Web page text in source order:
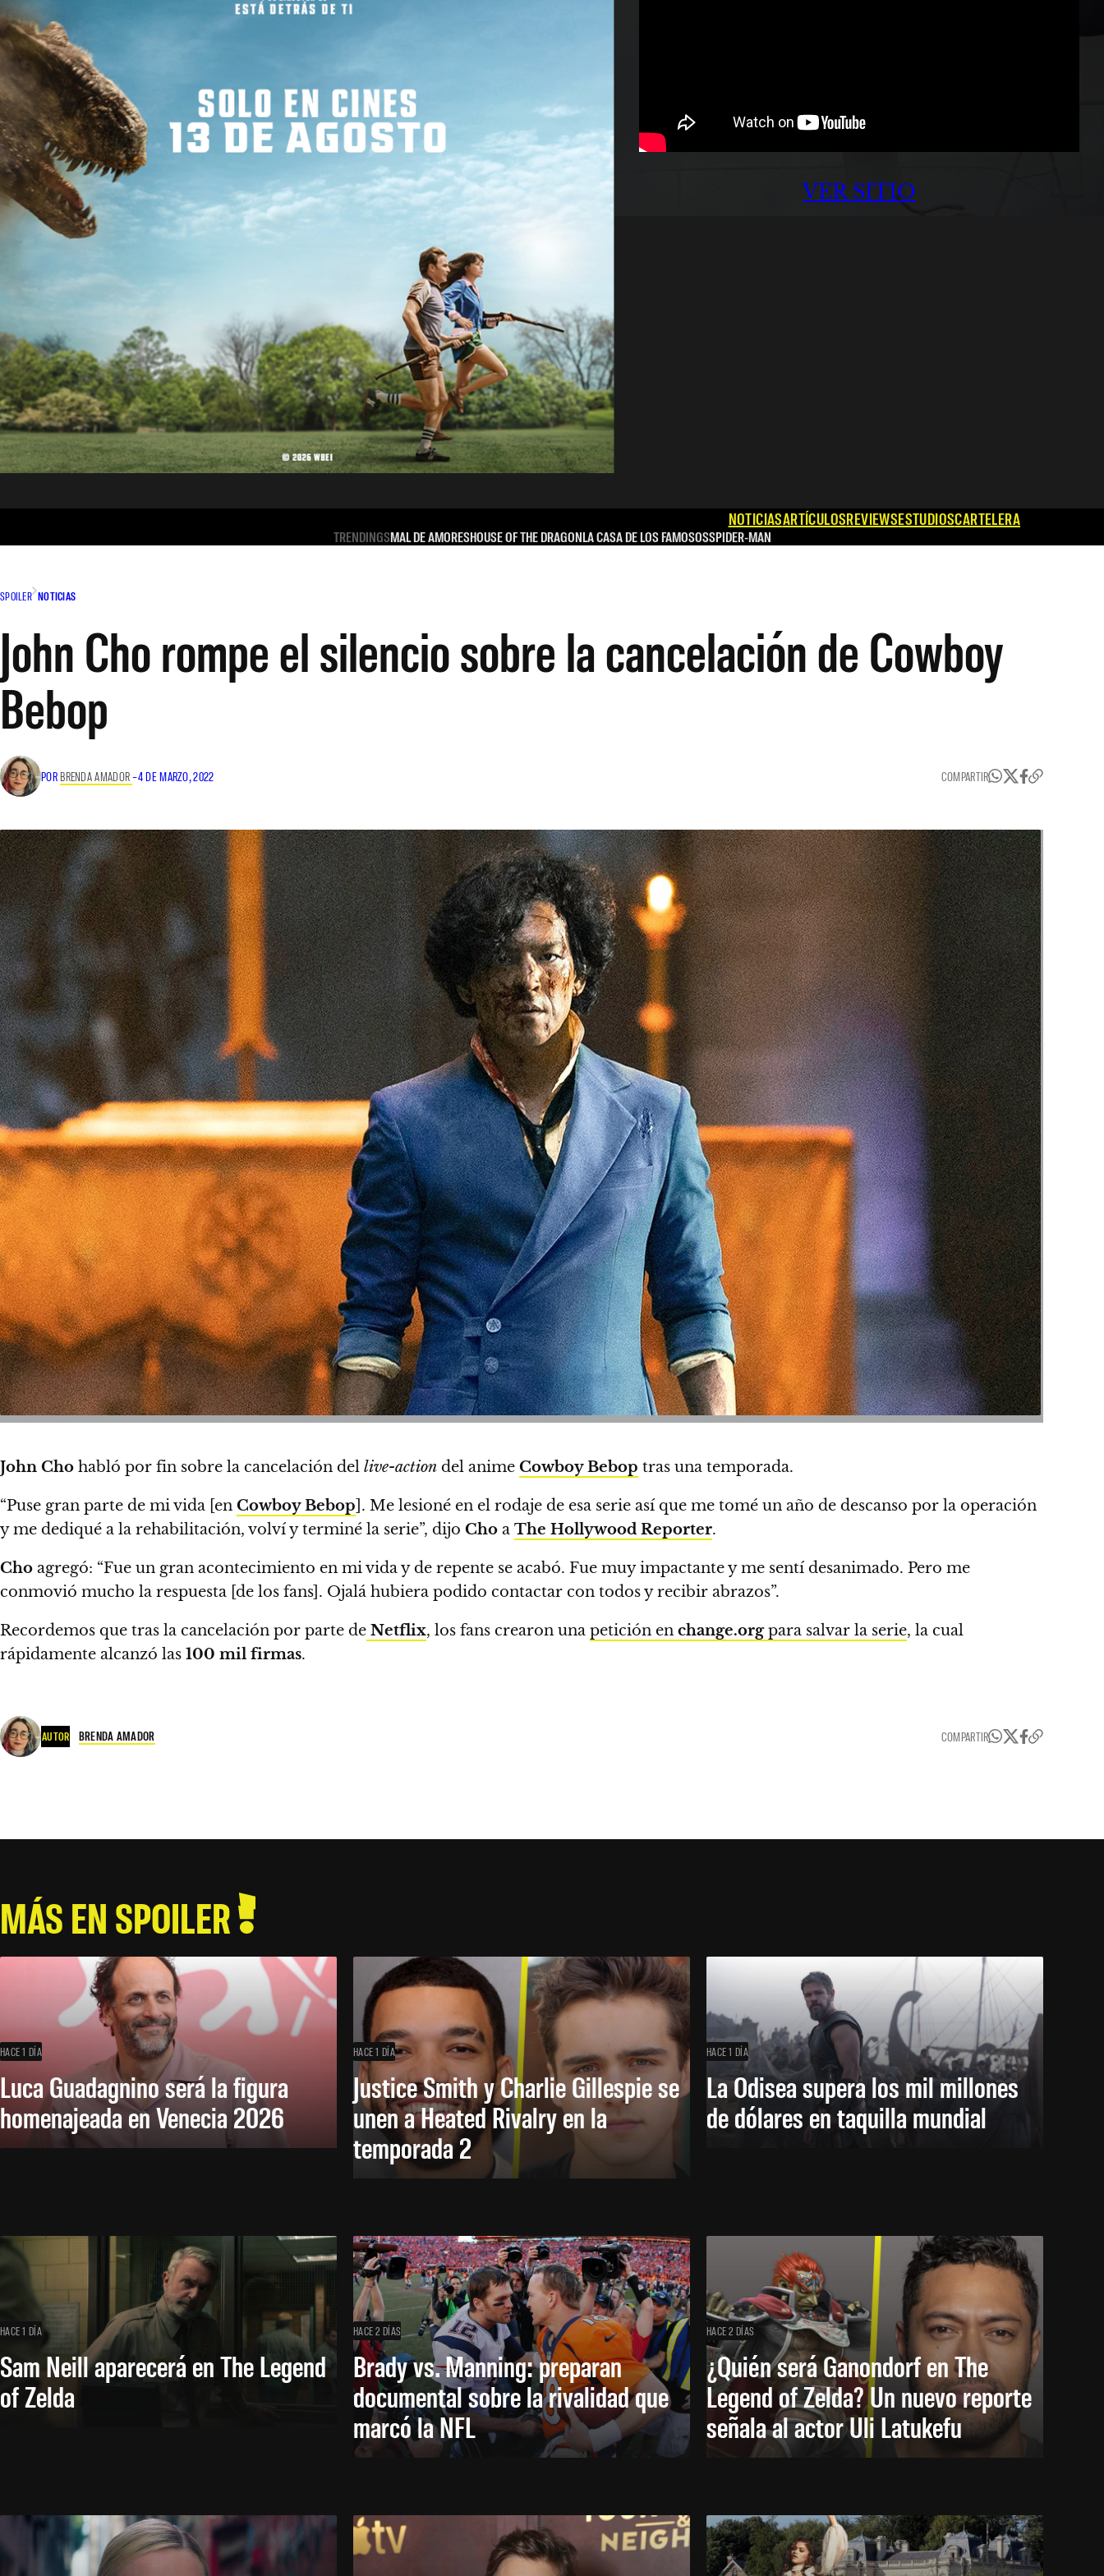
VER SITIO
NOTICIASARTÍCULOSREVIEWSESTUDIOSCARTELERA
TRENDINGSMAL DE AMORESHOUSE OF THE DRAGONLA CASA DE LOS FAMOSOSSPIDER-MAN
SPOILER NOTICIAS
John Cho rompe el silencio sobre la cancelación de Cowboy
Bebop
POR BRENDA AMADOR–4 DE MARZO, 2022 COMPARTIR
John Cho habló por fin sobre la cancelación del live-action del anime Cowboy Bebop tras una temporada.
“Puse gran parte de mi vida [en Cowboy Bebop ]. Me lesioné en el rodaje de esa serie así que me tomé un año de descanso por la operación
y me dediqué a la rehabilitación, volví y terminé la serie”, dijo Cho a The Hollywood Reporter.
Cho agregó: “Fue un gran acontecimiento en mi vida y de repente se acabó. Fue muy impactante y me sentí desanimado. Pero me
conmovió mucho la respuesta [de los fans]. Ojalá hubiera podido contactar con todos y recibir abrazos”.
Recordemos que tras la cancelación por parte de Netflix, los fans crearon una petición en change.orgpara salvar la serie, la cual
rápidamente alcanzó las 100 mil firmas.
AUTOR BRENDA AMADOR COMPARTIR
MÁS EN SPOILER
HACE 1 DÍA
Luca Guadagnino será la figura
homenajeada en Venecia 2026
HACE 1 DÍA
Justice Smith y Charlie Gillespie se
unen a Heated Rivalry en la
temporada 2
HACE 1 DÍA
La Odisea supera los mil millones
de dólares en taquilla mundial
HACE 1 DÍA
Sam Neill aparecerá en The Legend
of Zelda
HACE 2 DÍAS
Brady vs. Manning: preparan
documental sobre la rivalidad que
marcó la NFL
HACE 2 DÍAS
¿Quién será Ganondorf en The
Legend of Zelda? Un nuevo reporte
señala al actor Uli Latukefu